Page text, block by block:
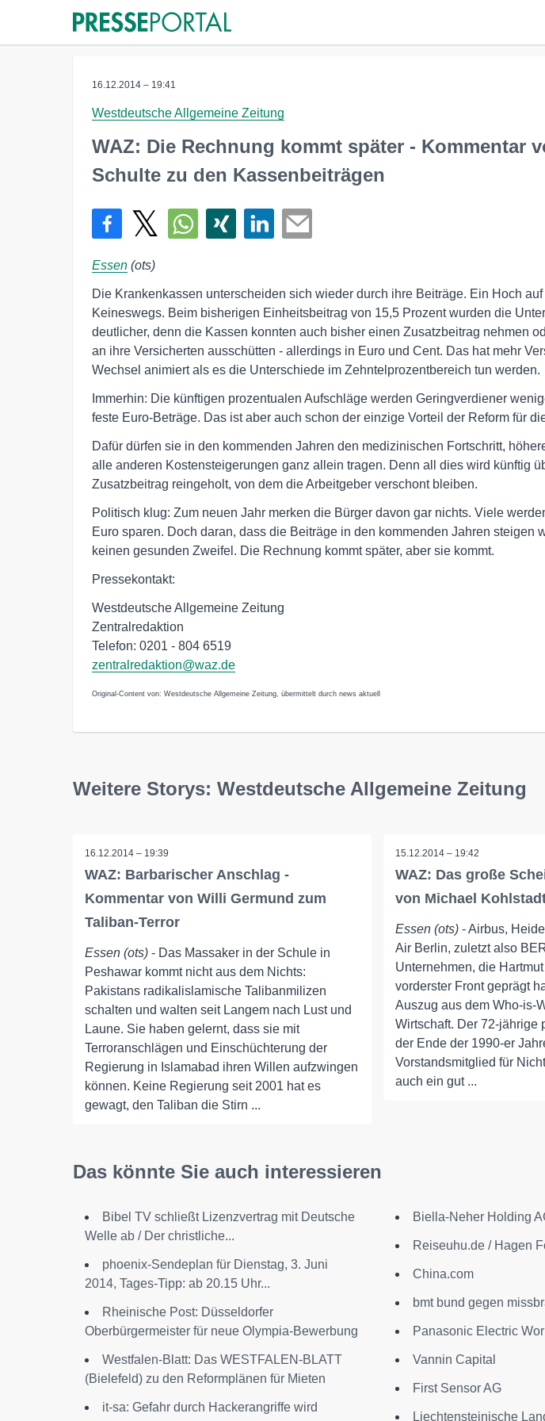
16.12.2014 – 19:41
Westdeutsche Allgemeine Zeitung
WAZ: Die Rechnung kommt später - Kommentar
Schulte zu den Kassenbeiträgen
Essen (ots)
Die Krankenkassen unterscheiden sich wieder durch ihre Beiträge. Ein Hoch
Keineswegs. Beim bisherigen Einheitsbeitrag von 15,5 Prozent wurden die
deutlicher, denn die Kassen konnten auch bisher einen Zusatzbeitrag nehmen
an ihre Versicherten ausschütten - allerdings in Euro und Cent. Das hat mehr
Wechsel animiert als es die Unterschiede im Zehntelprozentbereich tun werden.
Immerhin: Die künftigen prozentualen Aufschläge werden Geringverdiener
feste Euro-Beträge. Das ist aber auch schon der einzige Vorteil der Reform für
Dafür dürfen sie in den kommenden Jahren den medizinischen Fortschritt,
alle anderen Kostensteigerungen ganz allein tragen. Denn all dies wird künftig
Zusatzbeitrag reingeholt, von dem die Arbeitgeber verschont bleiben.
Politisch klug: Zum neuen Jahr merken die Bürger davon gar nichts. Viele
Euro sparen. Doch daran, dass die Beiträge in den kommenden Jahren steigen
keinen gesunden Zweifel. Die Rechnung kommt später, aber sie kommt.
Pressekontakt:
Westdeutsche Allgemeine Zeitung
Zentralredaktion
Telefon: 0201 - 804 6519
zentralredaktion@waz.de
Original-Content von: Westdeutsche Allgemeine Zeitung, übermittelt durch news aktuell
Weitere Storys: Westdeutsche Allgemeine Zeitung
16.12.2014 – 19:39
WAZ: Barbarischer Anschlag -
Kommentar von Willi Germund zum
Taliban-Terror
Essen (ots) - Das Massaker in der Schule in
Peshawar kommt nicht aus dem Nichts:
Pakistans radikalislamische Talibanmilizen
schalten und walten seit Langem nach Lust und
Laune. Sie haben gelernt, dass sie mit
Terroranschlägen und Einschüchterung der
Regierung in Islamabad ihren Willen aufzwingen
können. Keine Regierung seit 2001 hat es
gewagt, den Taliban die Stirn ...
15.12.2014 – 19:42
WAZ: Das große
von Michael
Essen (ots)- Airbus,
Air Berlin, zuletzt also
Unternehmen, die
vorderster Front geprägt
Auszug aus dem Who-is-
Wirtschaft. Der 72-jährige
der Ende der 1990-er
Vorstandsmitglied für
auch ein gut ...
Das könnte Sie auch interessieren
Bibel TV schließt Lizenzvertrag mit Deutsche
Welle ab / Der christliche...
phoenix-Sendeplan für Dienstag, 3. Juni
2014, Tages-Tipp: ab 20.15 Uhr...
Rheinische Post: Düsseldorfer
Oberbürgermeister für neue Olympia-Bewerbung
Westfalen-Blatt: Das WESTFALEN-BLATT
(Bielefeld) zu den Reformplänen für Mieten
it-sa: Gefahr durch Hackerangriffe wird
Biella-Neher Holding
Reiseuhu.de / Hagen
China.com
bmt bund gegen
Panasonic Electric
Vannin Capital
First Sensor AG
Liechtensteinische